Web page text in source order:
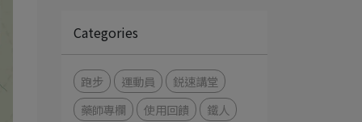
Categories
跑步 運動員
鋭速講堂
藥師專欄
使用回饋
鐵人